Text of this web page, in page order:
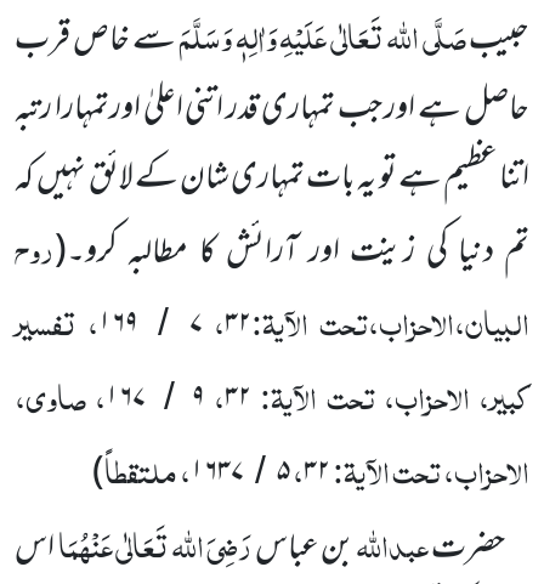
حبیبصَلَّی اللہ تَعَالٰی عَلَیْہِ وَاٰلِہٖ وَسَلَّمَسے خاص قرب
حاصل ہے اور جب تمہاری قدر اتنی اعلیٰ اورتمہارا رتبہ
اتنا عظیم ہے تو یہ بات تمہاری شان کے لائق نہیںکہ
تم دنیا کی زینت اور آرائش کا مطالبہ کرو۔(روح
البیان،الاحزاب،تحت الآیۃ:۳۲، ۷ / ۱۶۹، تفسیر
کبیر، الاحزاب، تحت الآیۃ: ۳۲، ۹ / ۱۶۷، صاوی،
الاحزاب، تحت الآیۃ:۳۲،۵ / ۱۶۳۷، ملتقطاً)
حضرتعبداللہبن عباسرَضِیَ اللہ تَعَالٰی عَنْہُمَااس